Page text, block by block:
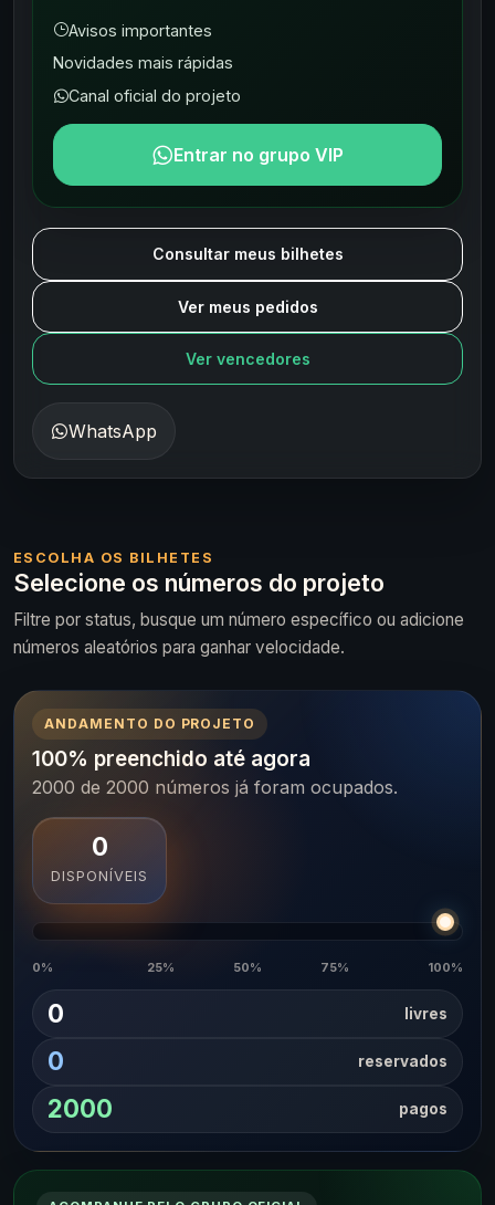
Avisos importantes
Novidades mais rápidas
Canal oficial do projeto
Entrar no grupo VIP
Consultar meus bilhetes
Ver meus pedidos
Ver vencedores
WhatsApp
ESCOLHA OS BILHETES
Selecione os números do projeto
Filtre por status, busque um número específico ou adicione
números aleatórios para ganhar velocidade.
ANDAMENTO DO PROJETO
100% preenchido até agora
2000 de 2000 números já foram ocupados.
0
DISPONÍVEIS
0% 25% 50% 75% 100%
0 livres
0 reservados
2000 pagos